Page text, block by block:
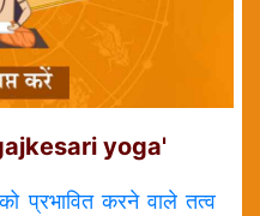
yoga'
प्रभावित करने वाले तत्व